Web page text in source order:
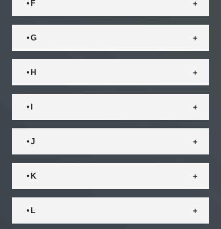
• F
• G
• H
• I
• J
• K
• L